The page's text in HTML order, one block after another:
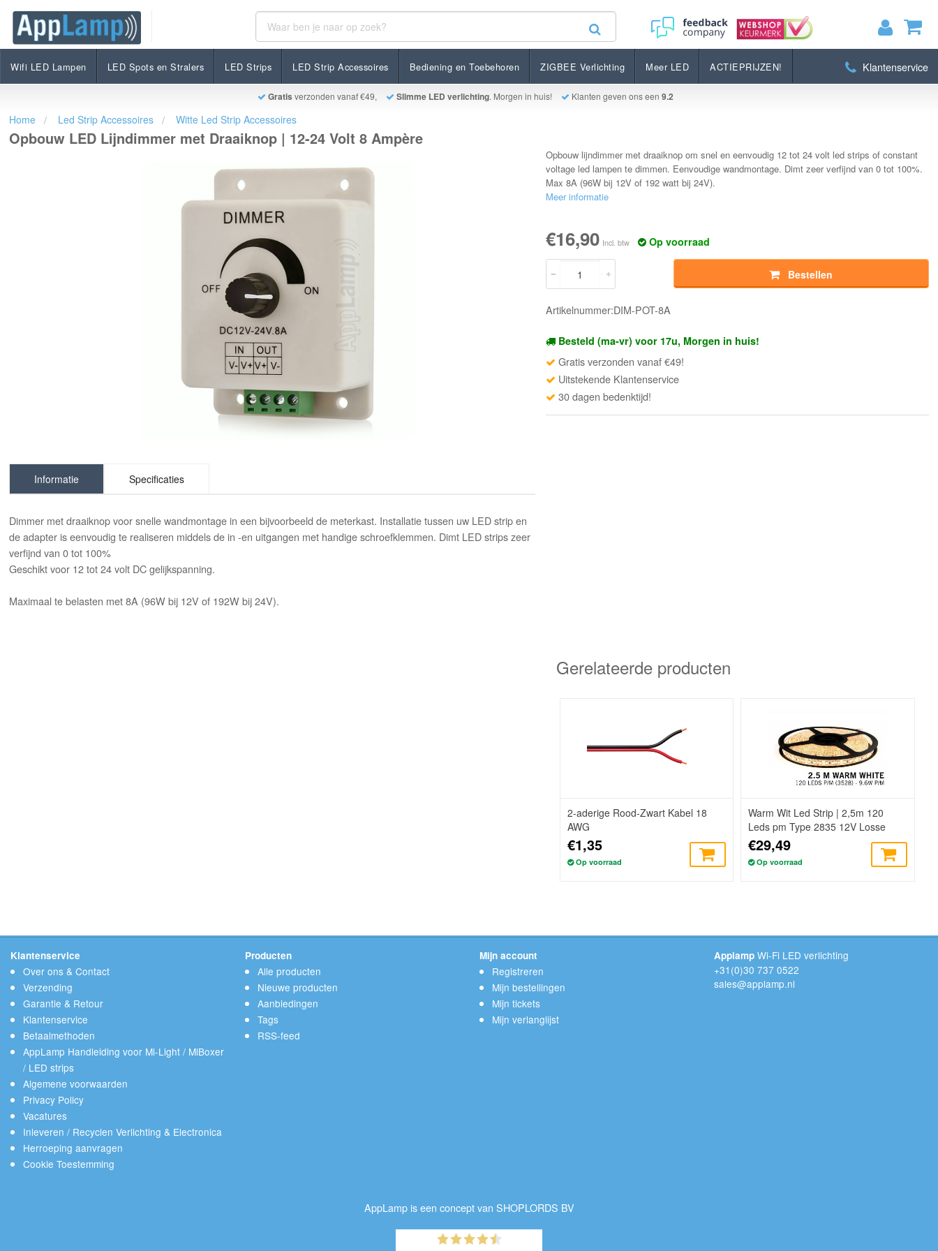
MIJN WINKELWAGEN
Wifi LED Lampen LED Spots en Stralers LED Strips LED Strip Accessoires Bediening en Toebehoren ZIGBEE Verlichting Meer LED ACTIEPRIJZEN! Klantenservice
Gratis verzonden vanaf €49, Slimme LED verlichting. Morgen in huis! Klanten geven ons een 9.2
Opbouw LED Lijndimmer met Draaiknop | 12-24 Volt 8 Ampère
€16,90 Op voorraad
Bestellen
Home Led Strip Accessoires Witte Led Strip Accessoires
Opbouw LED Lijndimmer met Draaiknop | 12-24 Volt 8 Ampère
Opbouw lijndimmer met draaiknop om snel en eenvoudig 12 tot 24 volt led strips of constant
voltage led lampen te dimmen. Eenvoudige wandmontage. Dimt zeer verfijnd van 0 tot 100%.
Max 8A (96W bij 12V of 192 watt bij 24V).
Meer informatie
€16,90 Incl. btw Op voorraad
Bestellen
Artikelnummer:DIM-POT-8A
Besteld (ma-vr) voor 17u, Morgen in huis!
Gratis verzonden vanaf €49!
Uitstekende Klantenservice
30 dagen bedenktijd!
Informatie Specificaties
Dimmer met draaiknop voor snelle wandmontage in een bijvoorbeeld de meterkast. Installatie tussen uw LED strip en
de adapter is eenvoudig te realiseren middels de in -en uitgangen met handige schroefklemmen. Dimt LED strips zeer
verfijnd van 0 tot 100%
Geschikt voor 12 tot 24 volt DC gelijkspanning.
Maximaal te belasten met 8A (96W bij 12V of 192W bij 24V).
Gerelateerde producten
2-aderige Rood-Zwart Kabel 18
AWG
€1,35
Op voorraad
Warm Wit Led Strip | 2,5m 120
Leds pm Type 2835 12V Losse
Strip
€29,49
Op voorraad
Klantenservice
Over ons & Contact
Verzending
Garantie & Retour
Klantenservice
Betaalmethoden
AppLamp Handleiding voor Mi-Light / MiBoxer
/ LED strips
Algemene voorwaarden
Privacy Policy
Vacatures
Inleveren / Recyclen Verlichting & Electronica
Herroeping aanvragen
Cookie Toestemming
Producten
Alle producten
Nieuwe producten
Aanbiedingen
Tags
RSS-feed
Mijn account
Registreren
Mijn bestellingen
Mijn tickets
Mijn verlanglijst
Applamp Wi-Fi LED verlichting
+31(0)30 737 0522
sales@applamp.nl
AppLamp is een concept van SHOPLORDS BV